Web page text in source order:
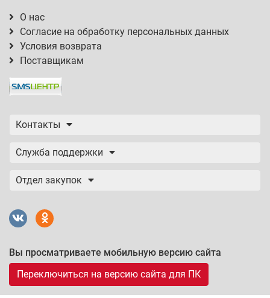
О нас
Согласие на обработку персональных данных
Условия возврата
Поставщикам
Контакты
Служба поддержки
Отдел закупок
Вы просматриваете мобильную версию сайта
Переключиться на версию сайта для ПК